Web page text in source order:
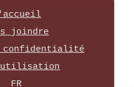
joindre
confidentialité
FR